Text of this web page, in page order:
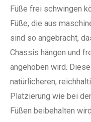
Füße frei schwingen
Füße, die aus
sind so angebracht,
Chassis hängen und
angehoben wird.
natürlicheren,
Platzierung wie bei
Füßen beibehalten